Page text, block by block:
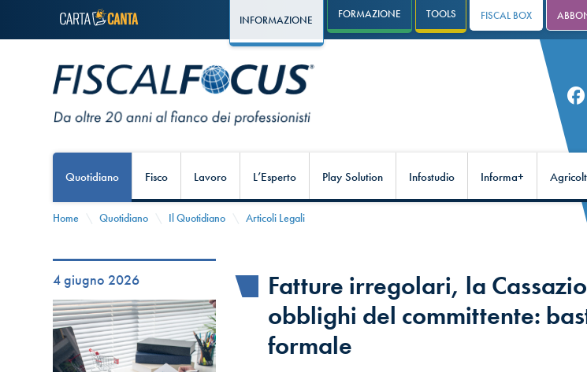
INFORMAZIONE FORMAZIONE TOOLS FISCAL BOX
Quotidiano Fisco Lavoro L’Esperto Play Solution Infostudio Informa+
Home Quotidiano Il Quotidiano Articoli Legali
4 giugno 2026
Fatture irregolari, la
obblighi del committente:
formale